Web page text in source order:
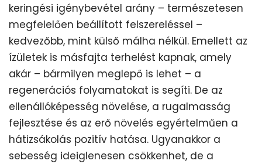
keringési igénybevétel arány – természetesen
megfelelően beállított felszereléssel –
kedvezőbb, mint külső málha nélkül. Emellett az
ízületek is másfajta terhelést kapnak, amely
akár – bármilyen meglepő is lehet – a
regenerációs folyamatokat is segíti. De az
ellenállóképesség növelése, a rugalmasság
fejlesztése és az erő növelés egyértelműen a
hátizsákolás pozitív hatása. Ugyanakkor a
sebesség ideiglenesen csökkenhet, de a